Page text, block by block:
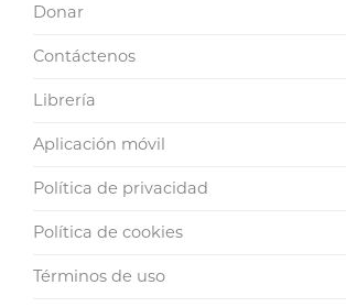
Donar
Contáctenos
Librería
Aplicación móvil
Política de privacidad
Política de cookies
Términos de uso